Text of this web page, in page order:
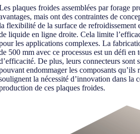
plaques froides assemblées par forage
mais ont des contraintes de
flexibilité de la surface de refroidissement
liquide en ligne droite. Cela limite
les applications complexes. La
500 mm avec ce processus est un défi en
De plus, leurs connecteurs sont
endommager les composants qu’ils
la nécessité d’innovation dans la
de ces plaques froides.